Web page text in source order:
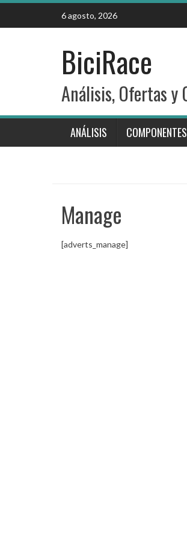
Skip
content
6 agosto, 2026
BiciRace
Análisis, Ofertas
ANÁLISIS COMPONENTES
Manage
[adverts_manage]